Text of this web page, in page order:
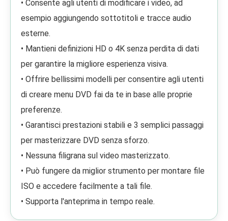
• Consente agli utenti di modificare i video, ad
esempio aggiungendo sottotitoli e tracce audio
esterne.
• Mantieni definizioni HD o 4K senza perdita di dati
per garantire la migliore esperienza visiva.
• Offrire bellissimi modelli per consentire agli utenti
di creare menu DVD fai da te in base alle proprie
preferenze.
• Garantisci prestazioni stabili e 3 semplici passaggi
per masterizzare DVD senza sforzo.
• Nessuna filigrana sul video masterizzato.
• Può fungere da miglior strumento per montare file
ISO e accedere facilmente a tali file.
• Supporta l'anteprima in tempo reale.